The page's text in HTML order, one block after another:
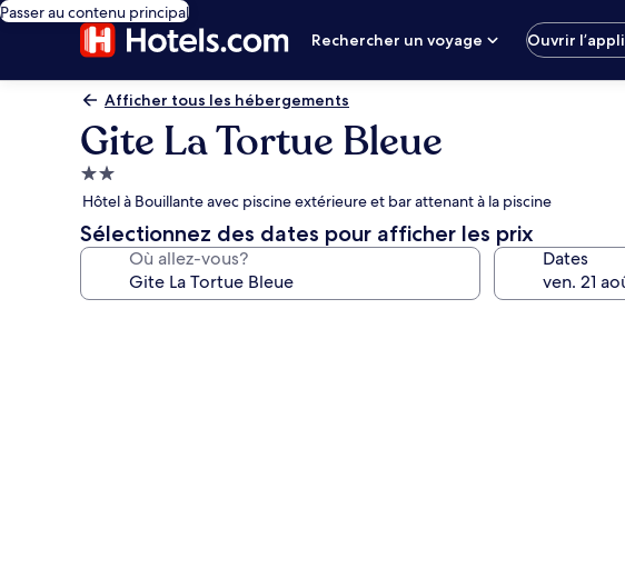
Passer au contenu principal
Rechercher un voyage
Ouvrir l’appli
Afficher tous les hébergements
Gite La Tortue Bleue
Hébergement
2.0 étoiles
Hôtel à Bouillante avec piscine extérieure et bar attenant à la piscine
Sélectionnez des dates pour afficher les prix
Où allez-vous? Dates